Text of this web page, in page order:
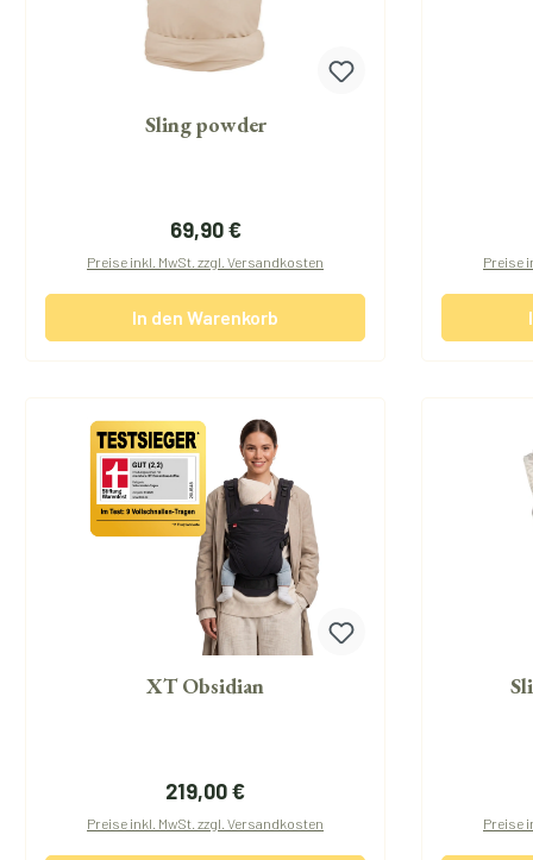
Sling powder
Regulärer Preis:
69,90 €
Preise inkl. MwSt. zzgl. Versandkosten
In den Warenkorb
Preise
XT Obsidian
Regulärer Preis:
219,00 €
Preise inkl. MwSt. zzgl. Versandkosten Preise